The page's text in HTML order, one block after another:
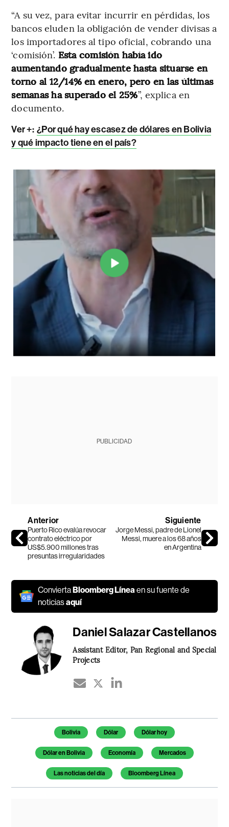
“A su vez, para evitar incurrir en pérdidas, los
bancos eluden la obligación de vender divisas a
los importadores al tipo oficial, cobrando una
‘comisión’. Esta comisión había ido
aumentando gradualmente hasta situarse en
torno al 12/14% en enero, pero en las últimas
semanas ha superado el 25%”, explica en
documento.
Ver +: ¿Por qué hay escasez de dólares en Bolivia
y qué impacto tiene en el país?
PUBLICIDAD
Anterior
Puerto Rico evalúa revocar
contrato eléctrico por
US$5.900 millones tras
presuntas irregularidades
Siguiente
Jorge Messi, padre de Lionel
Messi, muere a los 68 años
en Argentina
ConviertaBloomberg Línea en su fuente de
noticiasaquí
Daniel Salazar Castellanos
Assistant Editor, Pan Regional and Special
Projects
Temas de este artículo
Bolivia Dólar Dólar hoy
Dólar en Bolivia Economía Mercados
Las noticias del día Bloomberg Línea